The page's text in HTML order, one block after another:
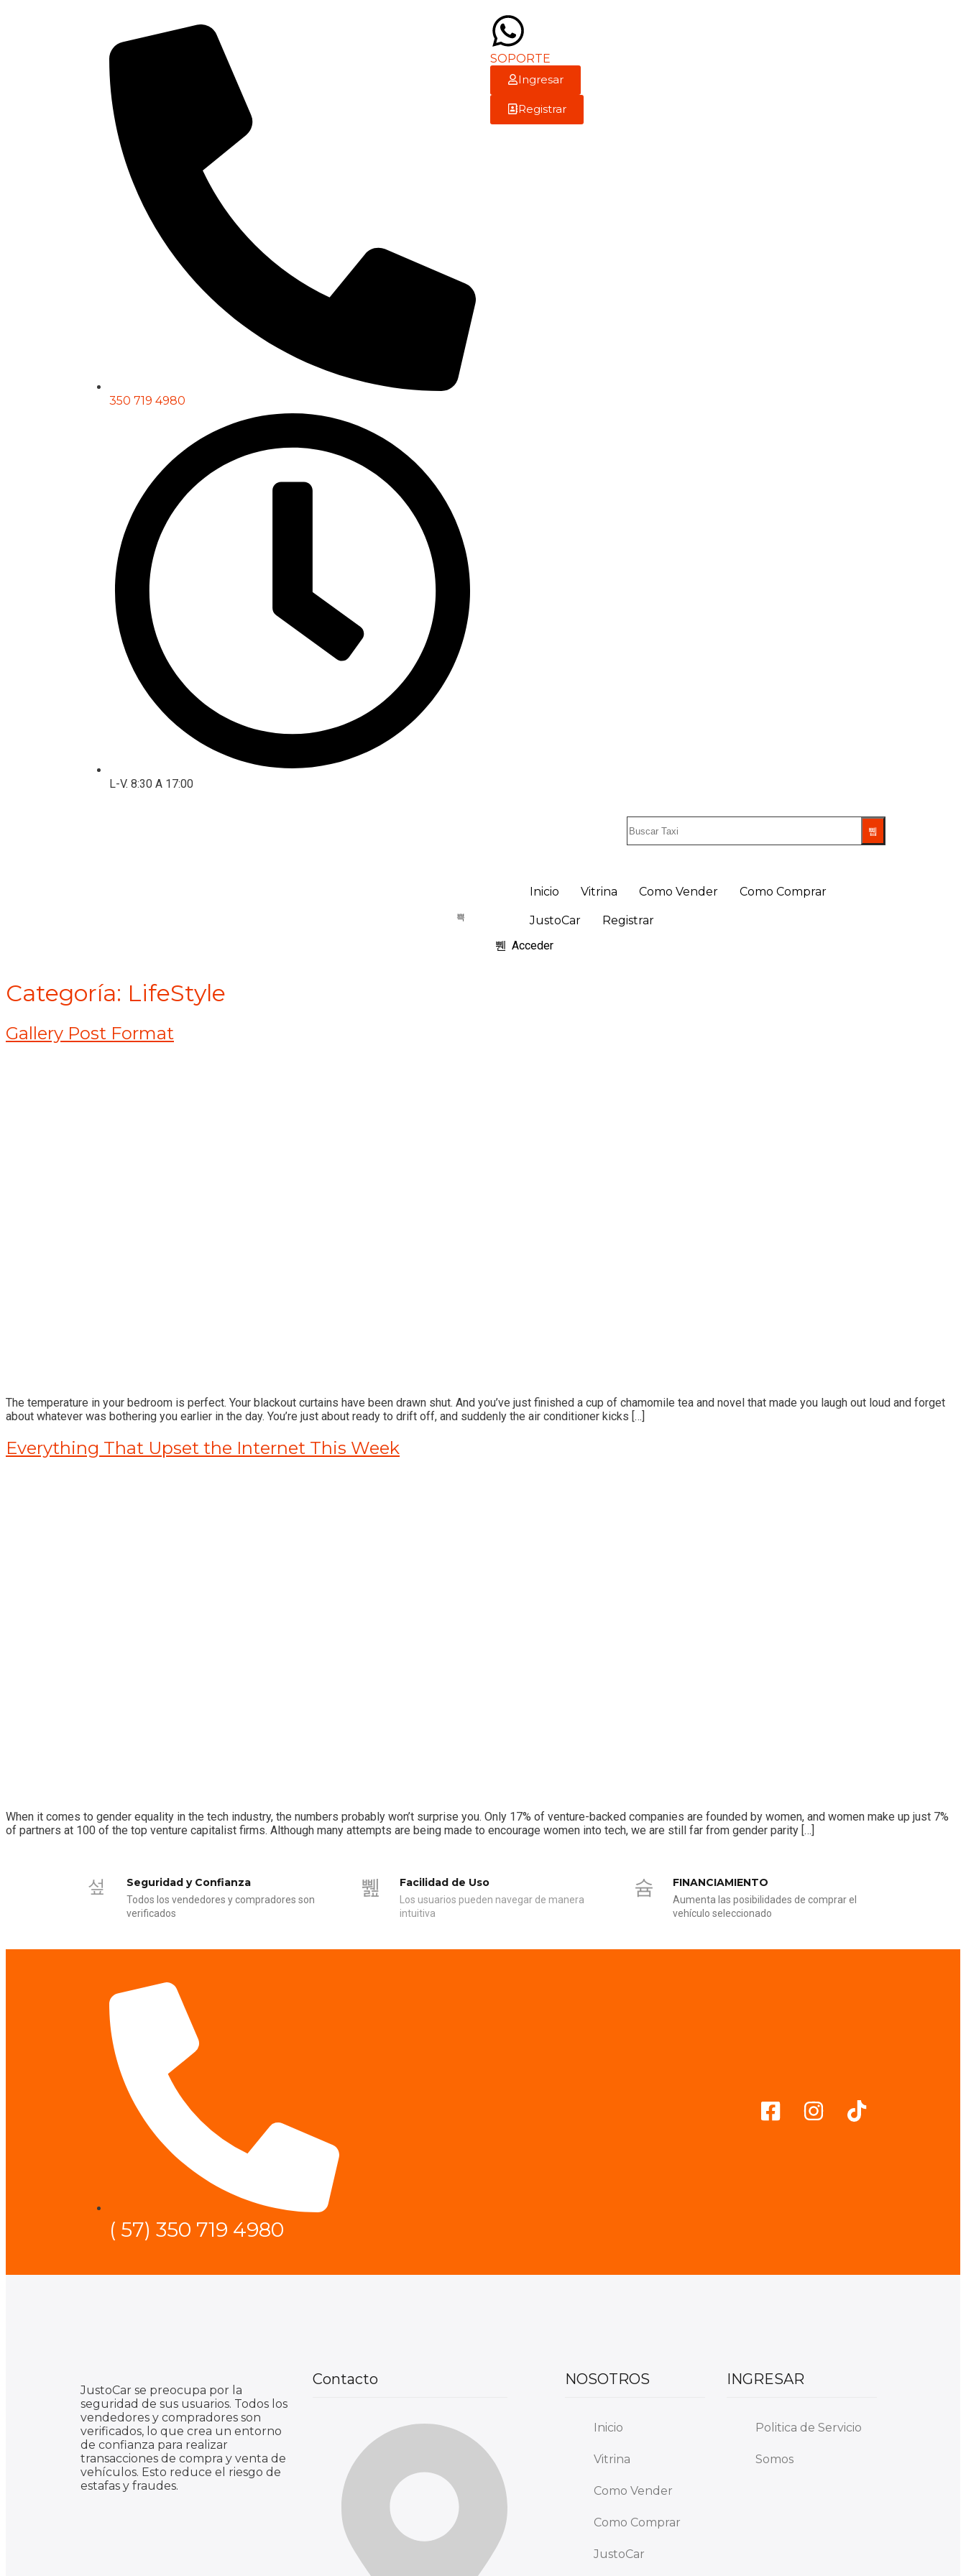
350 719 4980
L-V. 8:30 A 17:00
SOPORTE
Ingresar
Registrar
Inicio Vitrina Como Vender Como Comprar
JustoCar
Registrar
Acceder
Categoría: LifeStyle
Gallery Post Format
The temperature in your bedroom is perfect. Your blackout curtains have been drawn shut. And you’ve just finished a cup of chamomile tea and novel that made you laugh out loud and forget
about whatever was bothering you earlier in the day. You’re just about ready to drift off, and suddenly the air conditioner kicks […]
Everything That Upset the Internet This Week
When it comes to gender equality in the tech industry, the numbers probably won’t surprise you. Only 17% of venture-backed companies are founded by women, and women make up just 7%
of partners at 100 of the top venture capitalist firms. Although many attempts are being made to encourage women into tech, we are still far from gender parity […]
Seguridad y Confianza
Todos los vendedores y compradores son
verificados
Facilidad de Uso
Los usuarios pueden navegar de manera
intuitiva
FINANCIAMIENTO
Aumenta las posibilidades de comprar el
vehículo seleccionado
( 57) 350 719 4980
JustoCar se preocupa por la
seguridad de sus usuarios. Todos los
vendedores y compradores son
verificados, lo que crea un entorno
de confianza para realizar
transacciones de compra y venta de
vehículos. Esto reduce el riesgo de
estafas y fraudes.
Contacto NOSOTROS
Inicio
Vitrina
Como Vender
Como Comprar
JustoCar
INGRESAR
Politica de Servicio
Somos